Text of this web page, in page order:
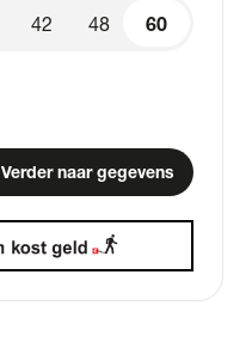
60
42 48 60
Verder naar gegevens